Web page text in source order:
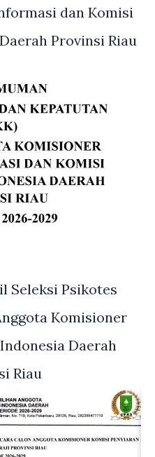
dan Komisi
Provinsi Riau
Seleksi Psikotes
Komisioner
Daerah
Riau